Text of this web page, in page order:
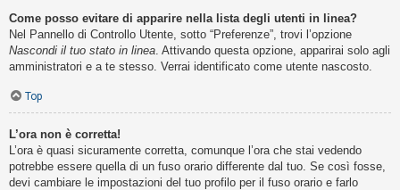
Come posso evitare di apparire nella lista degli utenti in linea?
Nel Pannello di Controllo Utente, sotto “Preferenze”, trovi l’opzione
Nascondi il tuo stato in linea . Attivando questa opzione, apparirai solo agli
amministratori e a te stesso. Verrai identificato come utente nascosto.
Top
L’ora non è corretta!
L’ora è quasi sicuramente corretta, comunque l’ora che stai vedendo
potrebbe essere quella di un fuso orario differente dal tuo. Se così fosse,
devi cambiare le impostazioni del tuo profilo per il fuso orario e farlo